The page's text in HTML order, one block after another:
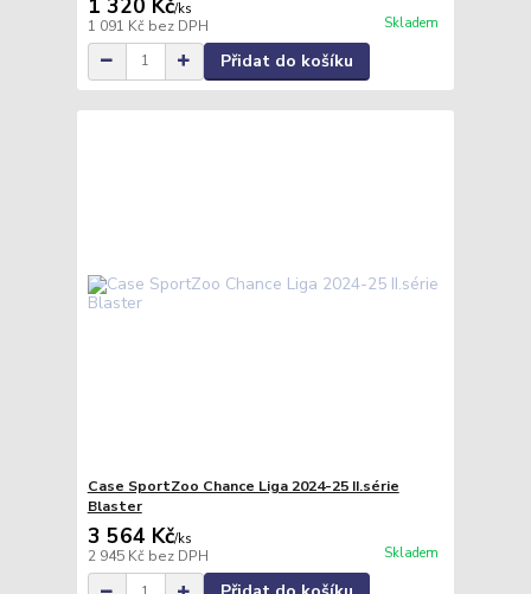
/ks
1 091 Kč bez DPH Skladem
Přidat do košíku
Case SportZoo Chance Liga 2024-25 II.série
Blaster
3 564 Kč/ks
2 945 Kč bez DPH Skladem